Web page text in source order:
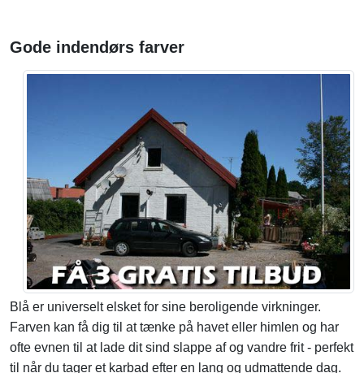
Gode indendørs farver
Blå er universelt elsket for sine beroligende virkninger.
Farven kan få dig til at tænke på havet eller himlen og har
ofte evnen til at lade dit sind slappe af og vandre frit - perfekt
til når du tager et karbad efter en lang og udmattende dag.